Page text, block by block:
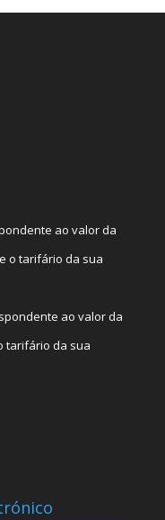
ao valor da
o tarifário da sua
ao valor da
tarifário da sua